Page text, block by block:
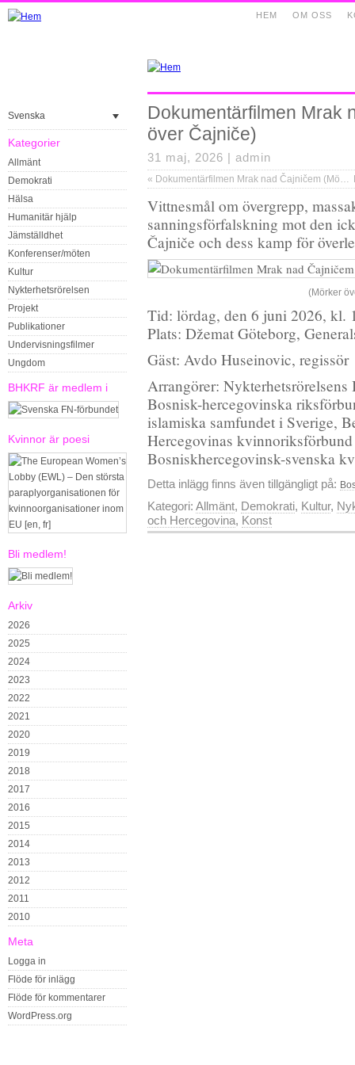
OM OSS
HEM
Svenska
Kategorier
Allmänt
Demokrati
Hälsa
Humanitär hjälp
Jämställdhet
Konferenser/möten
Kultur
Nykterhetsrörelsen
Projekt
Publikationer
Undervisningsfilmer
Ungdom
BHKRF är medlem i
Kvinnor är poesi
Bli medlem!
Arkiv
2026
2025
2024
2023
2022
2021
2020
2019
2018
2017
2016
2015
2014
2013
2012
2011
2010
Meta
Logga in
Flöde för inlägg
Flöde för kommentarer
WordPress.org
Dokumentärfilmen Mrak
över Čajniče)
31 maj, 2026 | admin
« Dokumentärfilmen Mrak nad Čajničem (Mörker över Čajniče)
Vittnesmål om övergrepp,
sanningsförfalskning mot den
Čajniče och dess kamp för
(Mörker
Tid: lördag, den 6 juni 2026, kl.
Plats: Džemat Göteborg,
Gäst: Avdo Huseinovic, regissör
Arrangörer:
Bosnisk-hercegovinska
islamiska samfundet i Sverige,
Hercegovinas
Bosniskhercegovinsk-svenska
Detta inlägg finns även tillgängligt på:
Kategori: Allmänt, Demokrati, Kultur,
och Hercegovina, Konst